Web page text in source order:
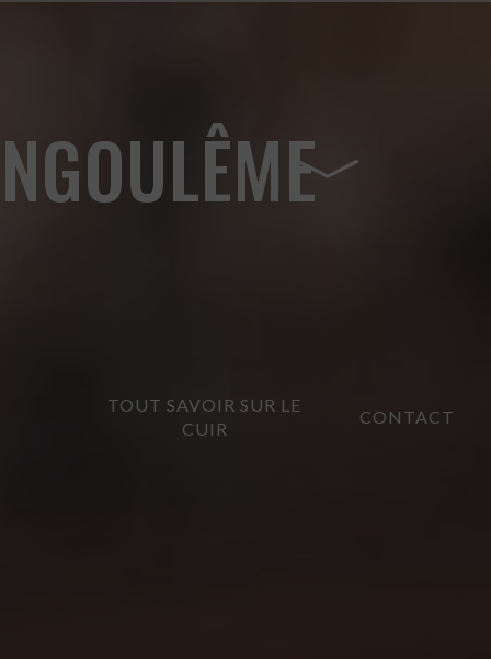
TOUT SAVOIR SUR LE
CUIR
CONTACT